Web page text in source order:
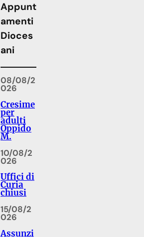
Appunt
amenti
Dioces
ani
08/08/2
026
Cresime
per
adulti
Oppido
M.
10/08/2
026
Uffici di
Curia
chiusi
15/08/2
026
Assunzi